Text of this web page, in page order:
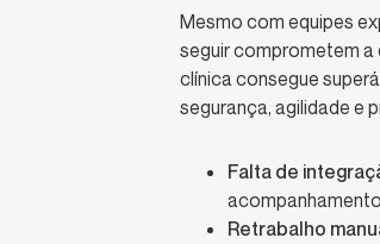
Mesmo com equipes
seguir comprometem
clínica consegue
segurança, agilidade e
Falta de
Retrabalho